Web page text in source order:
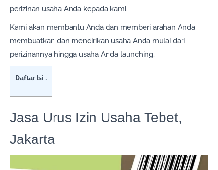
perizinan usaha Anda kepada kami.
Kami akan membantu Anda dan memberi arahan Anda
membuatkan dan mendirikan usaha Anda mulai dari
perizinannya hingga usaha Anda launching.
Daftar Isi :
Jasa Urus Izin Usaha Tebet,
Jakarta